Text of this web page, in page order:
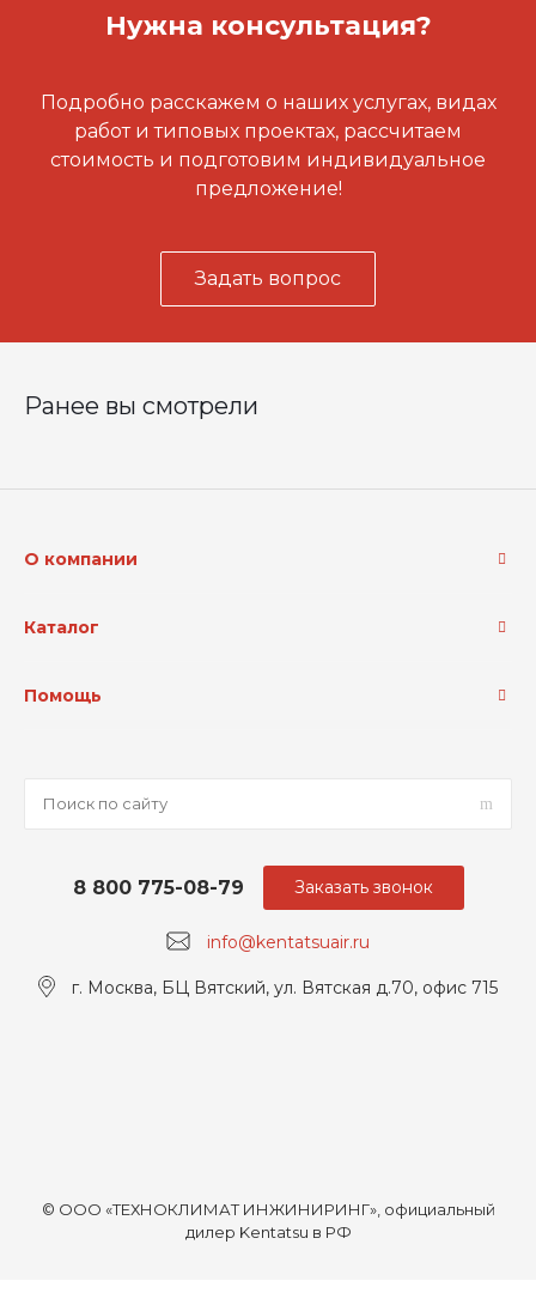
Нужна консультация?
Подробно расскажем о наших услугах, видах
работ и типовых проектах, рассчитаем
стоимость и подготовим индивидуальное
предложение!
Задать вопрос
Ранее вы смотрели
О компании
Каталог
Помощь
info@kentatsuair.ru
8 800 775-08-79
г. Москва, БЦ Вятский, ул. Вятская д.70, офис 715
Заказать звонок
© ООО «ТЕХНОКЛИМАТ ИНЖИНИРИНГ», официальный
дилер Kentatsu в РФ